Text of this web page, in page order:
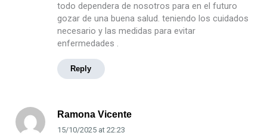
todo dependera de nosotros para en el futuro
gozar de una buena salud. teniendo los cuidados
necesario y las medidas para evitar
enfermedades .
Reply
Ramona Vicente
15/10/2025at 22:23